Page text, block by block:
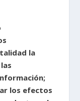
la
los efectos